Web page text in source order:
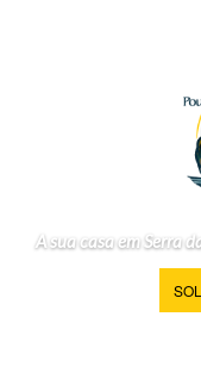
A sua casa em Serra